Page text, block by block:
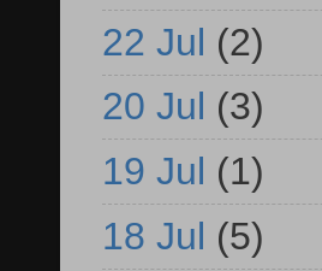
22 Jul (2)
20 Jul (3)
19 Jul (1)
18 Jul (5)